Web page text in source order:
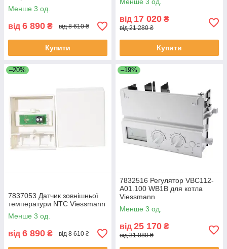
Viessmann
Менше 3 од.
від 6 890 ₴ від 8 610 ₴
Купити
Менше 3 од.
від 17 020 ₴
від 21 280 ₴
Купити
–20%
7837053 Датчик зовнішньої
температури NTC Viessmann
Менше 3 од.
від 6 890 ₴ від 8 610 ₴
–19%
7832516 Регулятор VBC112-
A01.100 WB1B для котла
Viessmann
Менше 3 од.
від 25 170 ₴
від 31 080 ₴